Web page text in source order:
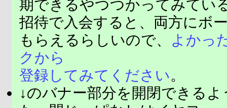
期できるやつつかってみてい
招待で入会すると、両方にボ
もらえるらしいので、
よかっ
クから
登録してみてください。
↓のバナー部分を開閉できる